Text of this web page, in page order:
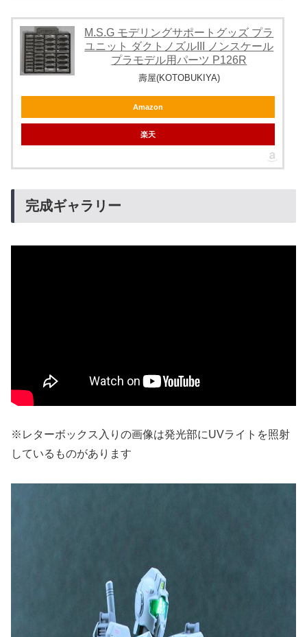
M.S.G モデリングサポートグッズ プラ
ユニット ダクトノズルIII ノンスケール
プラモデル用パーツ P126R
壽屋(KOTOBUKIYA)
Amazon
楽天
完成ギャラリー
※レターボックス入りの画像は発光部にUVライトを照射
しているものがあります